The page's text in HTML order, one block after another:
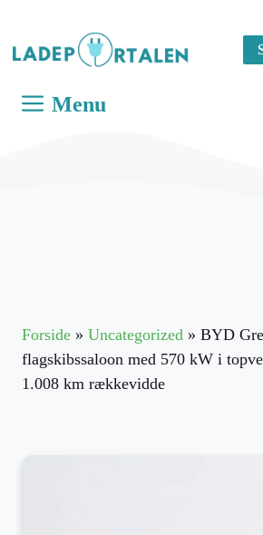
indhold
Menu
Forside » Uncategorized » BYD
flagskibssaloon med 570 kW i
1.008 km rækkevidde